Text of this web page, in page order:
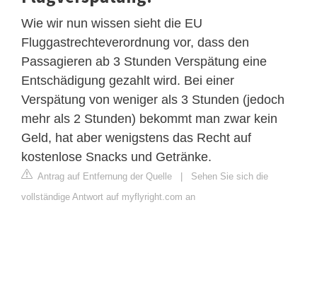
Wie wir nun wissen sieht die EU
Fluggastrechteverordnung vor, dass den
Passagieren ab 3 Stunden Verspätung eine
Entschädigung gezahlt wird. Bei einer
Verspätung von weniger als 3 Stunden (jedoch
mehr als 2 Stunden) bekommt man zwar kein
Geld, hat aber wenigstens das Recht auf
kostenlose Snacks und Getränke.
Antrag auf Entfernung der Quelle | Sehen Sie sich die
vollständige Antwort auf myflyright.com an